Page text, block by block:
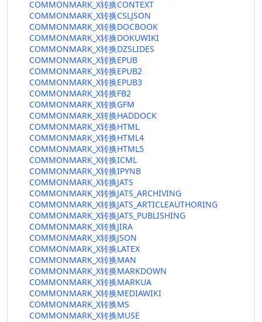
COMMONMARK_X转换CONTEXT
COMMONMARK_X转换CSLJSON
COMMONMARK_X转换DOCBOOK
COMMONMARK_X转换DOKUWIKI
COMMONMARK_X转换DZSLIDES
COMMONMARK_X转换EPUB
COMMONMARK_X转换EPUB2
COMMONMARK_X转换EPUB3
COMMONMARK_X转换FB2
COMMONMARK_X转换GFM
COMMONMARK_X转换HADDOCK
COMMONMARK_X转换HTML
COMMONMARK_X转换HTML4
COMMONMARK_X转换HTML5
COMMONMARK_X转换ICML
COMMONMARK_X转换IPYNB
COMMONMARK_X转换JATS
COMMONMARK_X转换JATS_ARCHIVING
COMMONMARK_X转换JATS_ARTICLEAUTHORING
COMMONMARK_X转换JATS_PUBLISHING
COMMONMARK_X转换JIRA
COMMONMARK_X转换JSON
COMMONMARK_X转换LATEX
COMMONMARK_X转换MAN
COMMONMARK_X转换MARKDOWN
COMMONMARK_X转换MARKUA
COMMONMARK_X转换MEDIAWIKI
COMMONMARK_X转换MS
COMMONMARK_X转换MUSE